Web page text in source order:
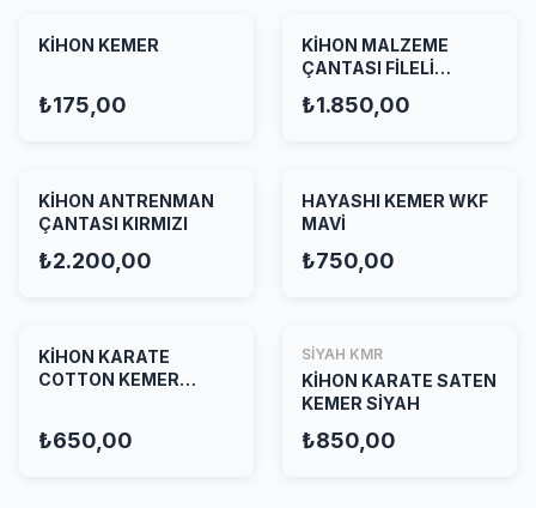
KİHON KEMER
₺175,00
KİHON MALZEME
ÇANTASI FİLELİ
₺1.850,00
KİHON ANTRENMAN
ÇANTASI KIRMIZI
₺2.200,00
HAYASHI KEMER WKF
MAVİ
₺750,00
KİHON KARATE
COTTON KEMER
₺650,00
SİYAH KMR
KİHON KARATE SATEN
KEMER SİYAH
₺850,00